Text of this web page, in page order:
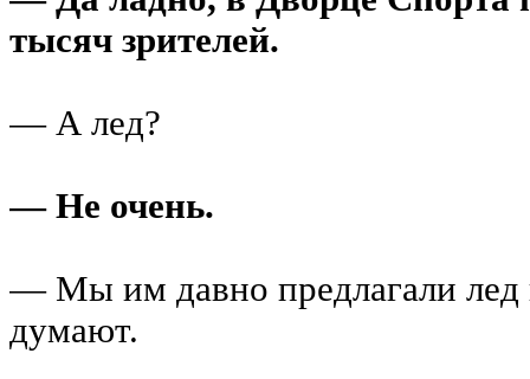
тысяч зрителей.
— А лед?
— Не очень.
— Мы им давно предлагали
думают.